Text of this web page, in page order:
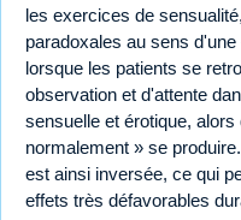
les exercices de
paradoxales au sens
lorsque les patients se
observation et d'attente
sensuelle et érotique,
normalement » se
est ainsi inversée, ce qui
effets très défavorables